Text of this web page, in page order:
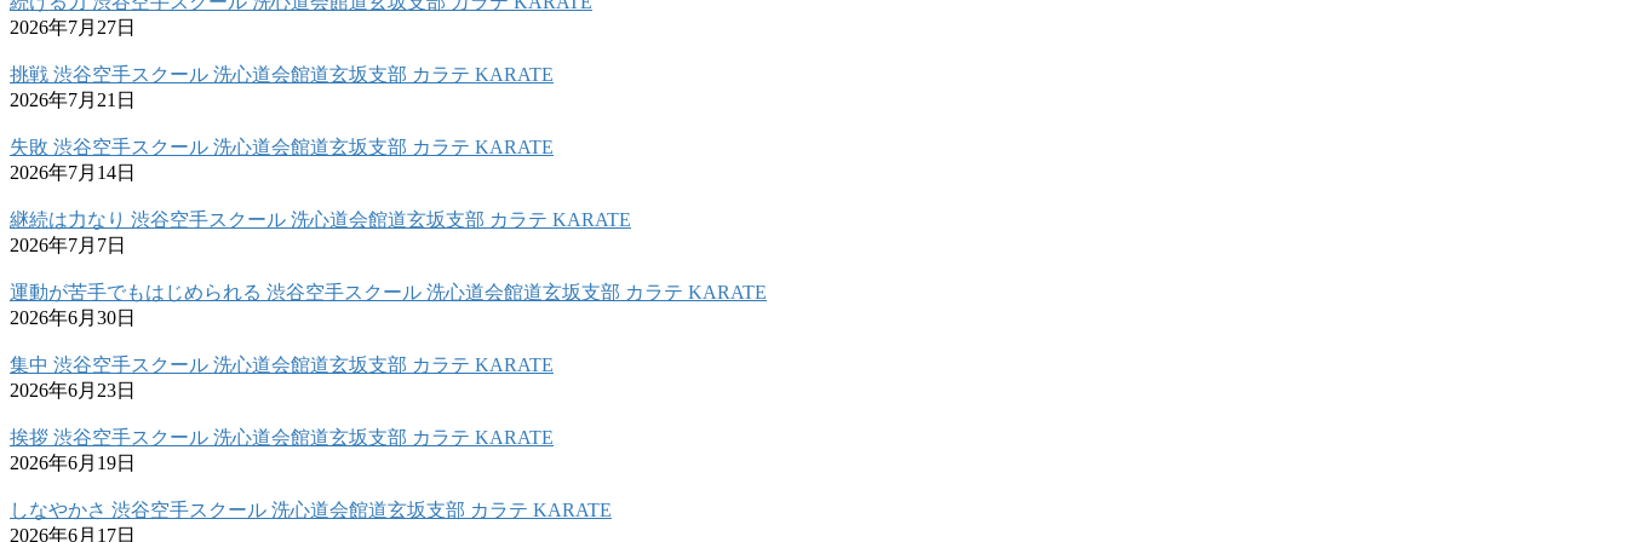
2026年7月27日
挑戦 渋谷空手スクール 洗心道会館道玄坂支部 カラテ KARATE
2026年7月21日
失敗 渋谷空手スクール 洗心道会館道玄坂支部 カラテ KARATE
2026年7月14日
継続は力なり 渋谷空手スクール 洗心道会館道玄坂支部 カラテ KARATE
2026年7月7日
運動が苦手でもはじめられる 渋谷空手スクール 洗心道会館道玄坂支部 カラテ KARATE
2026年6月30日
集中 渋谷空手スクール 洗心道会館道玄坂支部 カラテ KARATE
2026年6月23日
挨拶 渋谷空手スクール 洗心道会館道玄坂支部 カラテ KARATE
2026年6月19日
しなやかさ 渋谷空手スクール 洗心道会館道玄坂支部 カラテ KARATE
2026年6月17日